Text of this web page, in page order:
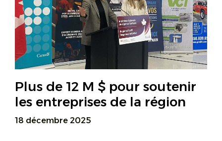
Plus de 12 M $ pour soutenir
les entreprises de la région
18 décembre 2025